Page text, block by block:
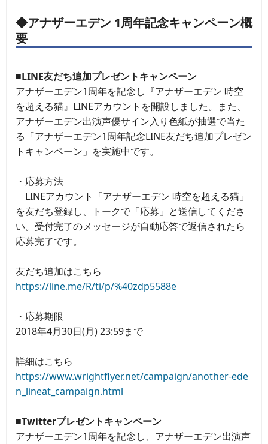
◆アナザーエデン 1周年記念キャンペーン概
要
■LINE友だち追加プレゼントキャンペーン
アナザーエデン1周年を記念し『アナザーエデン 時空
を超える猫』LINEアカウントを開設しました。また、
アナザーエデン出演声優サイン入り色紙が抽選で当た
る「アナザーエデン1周年記念LINE友だち追加プレゼン
トキャンペーン」を実施中です。
・応募方法
LINEアカウント「アナザーエデン 時空を超える猫」
を友だち登録し、トークで「応募」と送信してくださ
い。受付完了のメッセージが自動応答で返信されたら
応募完了です。
友だち追加はこちら
https://line.me/R/ti/p/%40zdp5588e
・応募期限
2018年4月30日(月) 23:59まで
詳細はこちら
https://www.wrightflyer.net/campaign/another-ede
n_lineat_campaign.html
■Twitterプレゼントキャンペーン
アナザーエデン1周年を記念し、アナザーエデン出演声